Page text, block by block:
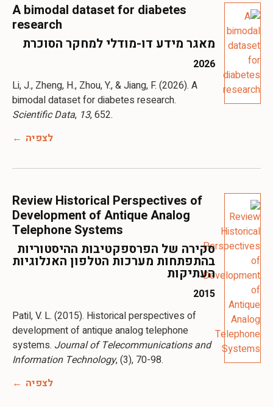
A bimodal dataset for diabetes
research
מאגר מידע דו-מודלי למחקר הסוכרת
2026
Li, J., Zheng, H., Zhou, Y., & Jiang, F. (2026). A
bimodal dataset for diabetes research.
Scientific Data, 13, 652.
לצפיה
Review Historical Perspectives of
Development of Antique Analog
Telephone Systems
סקירה של הפרספקטיבות ההיסטוריות
בהתפתחות מערכות הטלפון האנלוגיות
העתיקות
2015
Patil, V. L. (2015). Historical perspectives of
development of antique analog telephone
systems. Journal of Telecommunications and
Information Technology, (3), 70-98.
לצפיה